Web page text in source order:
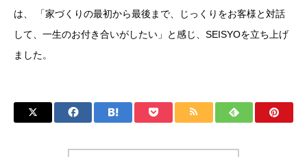
は、 「家づくりの最初から最後まで、じっくりをお客様と対話
して、一生のお付き合いがしたい」と感じ、SEISYOを立ち上げ
ました。